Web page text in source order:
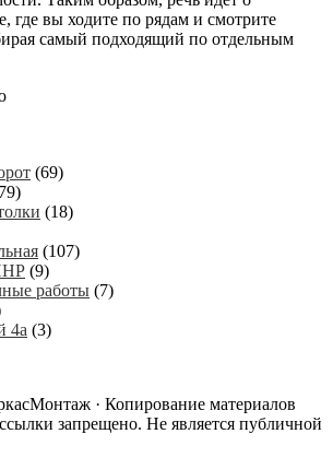
где вы ходите по рядам и смотрите
самый подходящий по отдельным
(69)
(18)
(107)
(9)
работы (7)
4а (3)
· Копирование материалов
запрещено. Не является публичной